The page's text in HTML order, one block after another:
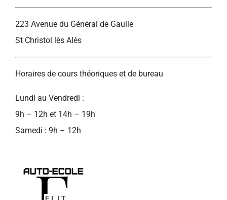
223 Avenue du Général de Gaulle
St Christol lès Alès
Horaires de cours théoriques et de bureau
Lundi au Vendredi :
9h – 12h et 14h – 19h
Samedi : 9h – 12h